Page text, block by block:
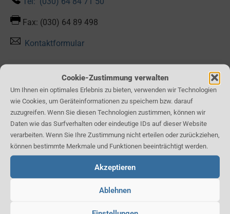
Cookie-Zustimmung verwalten
Um Ihnen ein optimales Erlebnis zu bieten, verwenden wir Technologien
wie Cookies, um Geräteinformationen zu speichern bzw. darauf
zuzugreifen. Wenn Sie diesen Technologien zustimmen, können wir
Daten wie das Surfverhalten oder eindeutige IDs auf dieser Website
verarbeiten. Wenn Sie Ihre Zustimmung nicht erteilen oder zurückziehen,
können bestimmte Merkmale und Funktionen beeinträchtigt werden.
Akzeptieren
Ablehnen
Fax: (030) 64 89 498
Kontaktformular
Klicken Sie, um Marketing Cookies zu
akzeptieren und diesen Inhalt zu aktivieren